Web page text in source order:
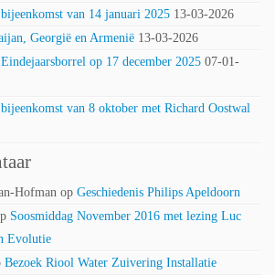
van 14 januari 2025 13-03-2026
Georgië en Armenië 13-03-2026
op 17 december 2025 07-01-
van 8 oktober met Richard Oostwal
Hofman op Geschiedenis Philips Apeldoorn
Soosmiddag November 2016 met lezing Luc
Evolutie
Bezoek Riool Water Zuivering Installatie